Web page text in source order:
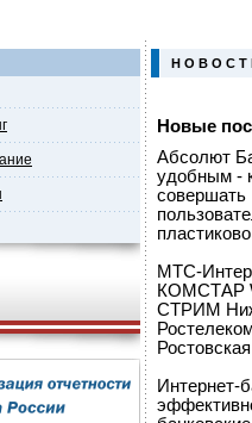
Н О В О С Т
Новые
Абсолют
удобным -
совершать
МТС-
КОМСТАР
СТРИМ
Интернет-